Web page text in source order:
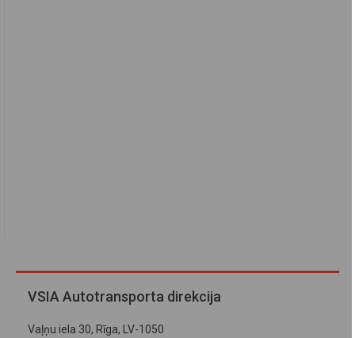
VSIA Autotransporta direkcija
Vaļņu iela 30, Rīga, LV-1050